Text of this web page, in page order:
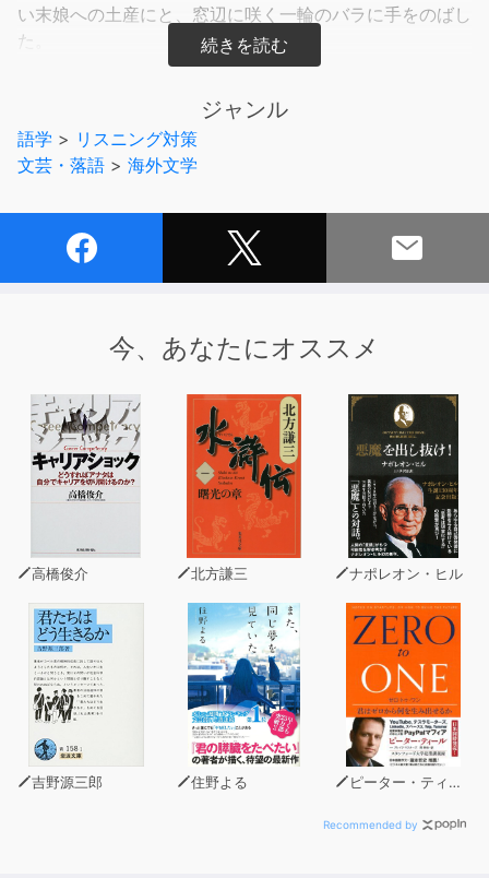
い末娘への土産にと、窓辺に咲く一輪のバラに手をのばし
た。
大切なバラを折られて怒った野獣は、商人に娘をひとり差
うわべの美しさにとらわれていた者がやがて真実の愛を見
出すまでを描いたフランスの代表的民話。
やさしい英語で書かれたラダーシリーズのレベル1
4. p.16.L11 ～ p.21.L11
6. p.26.L5 ～ p.30.L8
7. p.30.L9 ～ p.38.L10
8. p.38.L11 ～ p.42.L2
9. p.42.L3 ～ p.46.L16
ジャンル
語学 > リスニング対策
文芸・落語 > 海外文学
今、あなたにオススメ
高橋俊介 北方謙三 ナポレオン・ヒル
吉野源三郎 住野よる ピーター・ティール
Recommended by